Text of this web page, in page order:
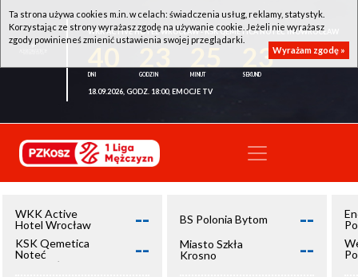
WKK ACTIVE HOTEL WROCŁAW - KSK QEMETICA NOTEĆ INOWROCŁAW
22
18.09.2026, GODZ. 18:00, EMOCJE TV
WKK Active
Hotel Wrocław
--
KSK Qemetica
Noteć
Inowrocław
--
BS Polonia Bytom --
Miasto Szkła
Krosno
--
Ta strona używa cookies m.in. w celach: świadczenia usług, reklamy, statystyk.
Korzystając ze strony wyrażasz zgodę na używanie cookie. Jeżeli nie wyrażasz
zgody powinieneś zmienić ustawienia swojej przeglądarki.
Wyrażam zgodę »